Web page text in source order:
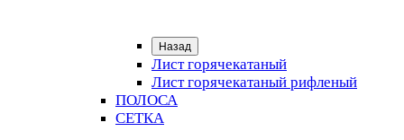
Назад
Лист горячекатаный
Лист горячекатаный рифленый
ПОЛОСА
СЕТКА